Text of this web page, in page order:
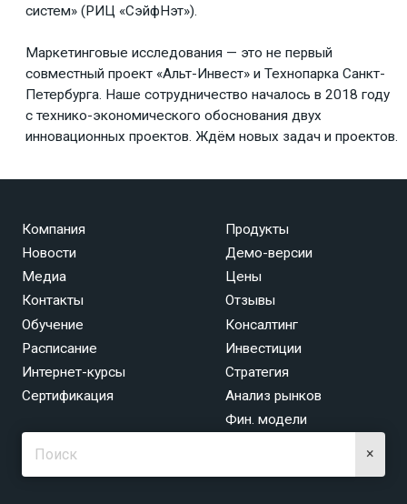
систем» (РИЦ «СэйфНэт»).
Маркетинговые исследования — это не первый
совместный проект «Альт-Инвест» и Технопарка Санкт-
Петербурга. Наше сотрудничество началось в 2018 году
с технико-экономического обоснования двух
инновационных проектов. Ждём новых задач и проектов.
Компания
Новости
Медиа
Контакты
Продукты
Демо-версии
Цены
Отзывы
Обучение
Расписание
Интернет-курсы
Сертификация
Консалтинг
Инвестиции
Стратегия
Анализ рынков
Фин. модели
×